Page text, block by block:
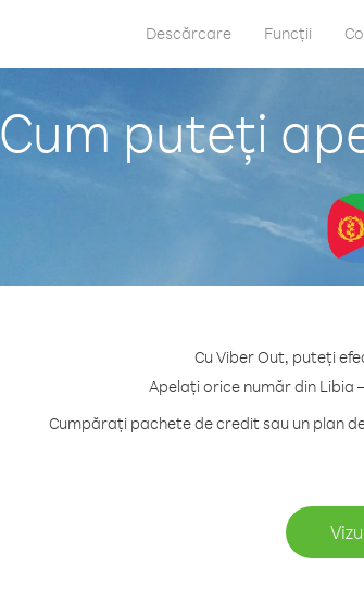
Descărcare Funcții
Cum puteți
Cu Viber Out, puteți
Apelați orice număr din Libia
Cumpărați pachete de credit sau un plan